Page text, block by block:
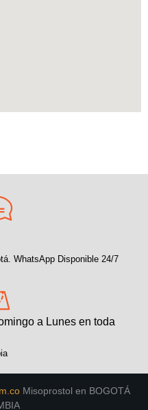
WhatsApp Disponible 24/7
a Lunes en toda
Misoprostol en BOGOTÁ